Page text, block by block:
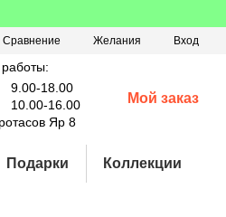
Сравнение Желания Вход
9.00-18.00
10.00-16.00
Яр 8
Мой заказ
Подарки Коллекции